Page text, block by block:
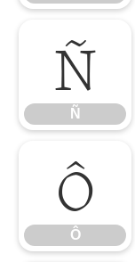
Ñ
Ñ
Ô
Ô